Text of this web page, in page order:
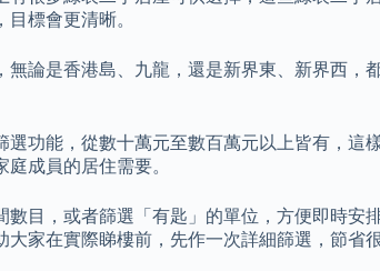
標會更清晰。
論是香港島、九龍，還是新界東、新界西，
功能，從數十萬元至數百萬元以上皆有，這
成員的居住需要。
目，或者篩選「有匙」的單位，方便即時
家在實際睇樓前，先作一次詳細篩選，節省很